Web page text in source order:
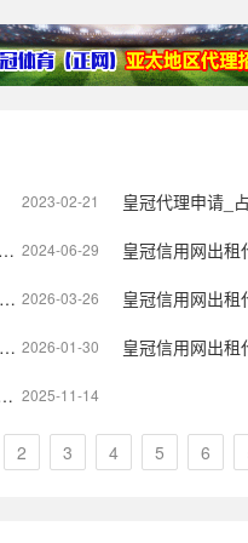
2023-02-21 皇冠代理申请_
2024-06-29 皇冠信用网出租
2026-03-26 皇冠信用网出租代理_
2026-01-30 皇冠信用网出租代理 _宣布
2025-11-14
2 3 4 5 6